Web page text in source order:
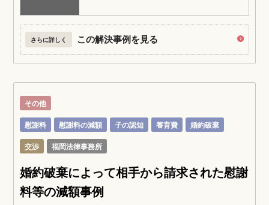
さらに詳しく この解決事例を見る
その他
慰謝料
慰謝料の減額 子の認知 養育費
婚約破棄
交渉
福岡法律事務所
婚約破棄によって相手から請求された慰謝
料等の減額事例